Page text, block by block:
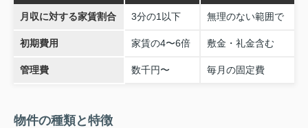
月収に対する家賃割合 3分の1以下 無理のない範囲で
初期費用 家賃の4〜6倍 敷金・礼金含む
管理費 数千円〜 毎月の固定費
物件の種類と特徴